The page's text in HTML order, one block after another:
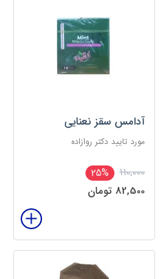
آدامس سقز نعنایی
مورد تایید دکتر روازاده
110,000
25%
82,500 تومان